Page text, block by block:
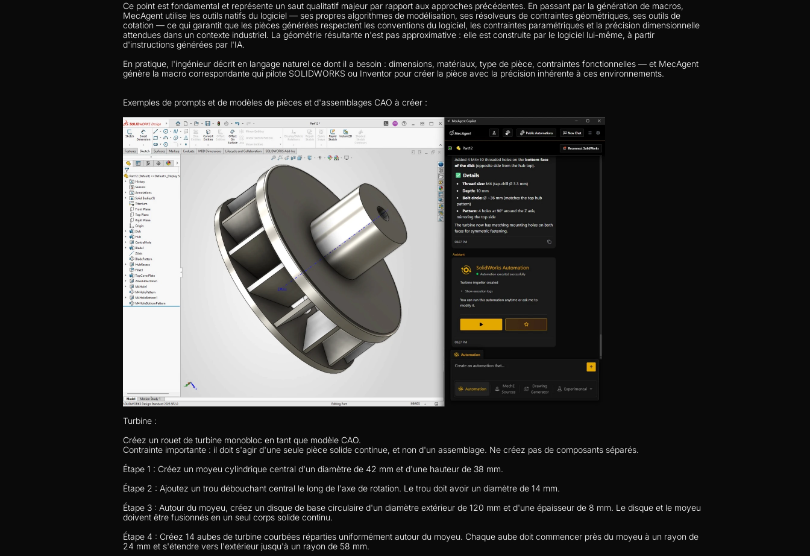
Ce point est fondamental et représente un saut qualitatif majeur par rapport aux approches précédentes. En passant par la génération de macros,
MecAgent utilise les outils natifs du logiciel — ses propres algorithmes de modélisation, ses résolveurs de contraintes géométriques, ses outils de
cotation — ce qui garantit que les pièces générées respectent les conventions du logiciel, les contraintes paramétriques et la précision dimensionnelle
attendues dans un contexte industriel. La géométrie résultante n'est pas approximative : elle est construite par le logiciel lui-même, à partir
d'instructions générées par l'IA.
En pratique, l'ingénieur décrit en langage naturel ce dont il a besoin : dimensions, matériaux, type de pièce, contraintes fonctionnelles — et MecAgent
génère la macro correspondante qui pilote SOLIDWORKS ou Inventor pour créer la pièce avec la précision inhérente à ces environnements.
Exemples de prompts et de modèles de pièces et d'assemblages CAO à créer :
Turbine :
Créez un rouet de turbine monobloc en tant que modèle CAO.
Contrainte importante : il doit s'agir d'une seule pièce solide continue, et non d'un assemblage. Ne créez pas de composants séparés.
Étape 1 : Créez un moyeu cylindrique central d'un diamètre de 42 mm et d'une hauteur de 38 mm.
Étape 2 : Ajoutez un trou débouchant central le long de l'axe de rotation. Le trou doit avoir un diamètre de 14 mm.
Étape 3 : Autour du moyeu, créez un disque de base circulaire d'un diamètre extérieur de 120 mm et d'une épaisseur de 8 mm. Le disque et le moyeu
doivent être fusionnés en un seul corps solide continu.
Étape 4 : Créez 14 aubes de turbine courbées réparties uniformément autour du moyeu. Chaque aube doit commencer près du moyeu à un rayon de
24 mm et s'étendre vers l'extérieur jusqu'à un rayon de 58 mm.